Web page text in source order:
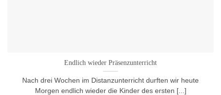
Endlich wieder Präsenzunterricht
Nach drei Wochen im Distanzunterricht durften wir heute
Morgen endlich wieder die Kinder des ersten [...]